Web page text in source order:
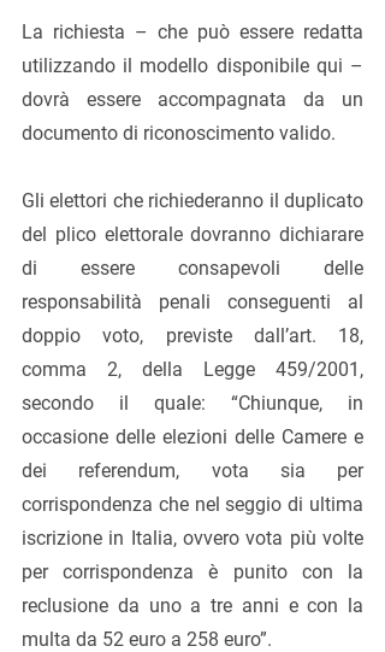
La richiesta – che può essere redatta
utilizzando il modello disponibile qui –
dovrà essere accompagnata da un
documento di riconoscimento valido.
Gli elettori che richiederanno il duplicato
del plico elettorale dovranno dichiarare
di essere consapevoli delle
responsabilità penali conseguenti al
doppio voto, previste dall’art. 18,
comma 2, della Legge 459/2001,
secondo il quale: “Chiunque, in
occasione delle elezioni delle Camere e
dei referendum, vota sia per
corrispondenza che nel seggio di ultima
iscrizione in Italia, ovvero vota più volte
per corrispondenza è punito con la
reclusione da uno a tre anni e con la
multa da 52 euro a 258 euro”.